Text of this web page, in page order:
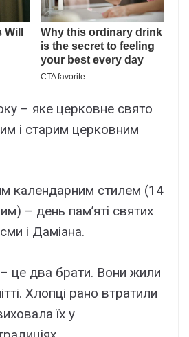
– яке церковне свято
і старим церковним
календарним стилем (14
– день пам’яті святих
і Даміана.
це два брати. Вони жили
Хлопці рано втратили
їх у